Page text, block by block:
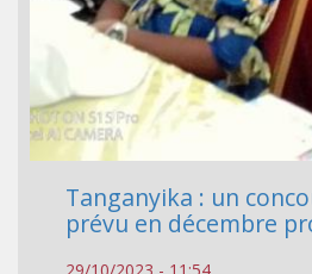
Tanganyika : un
prévu en décembre